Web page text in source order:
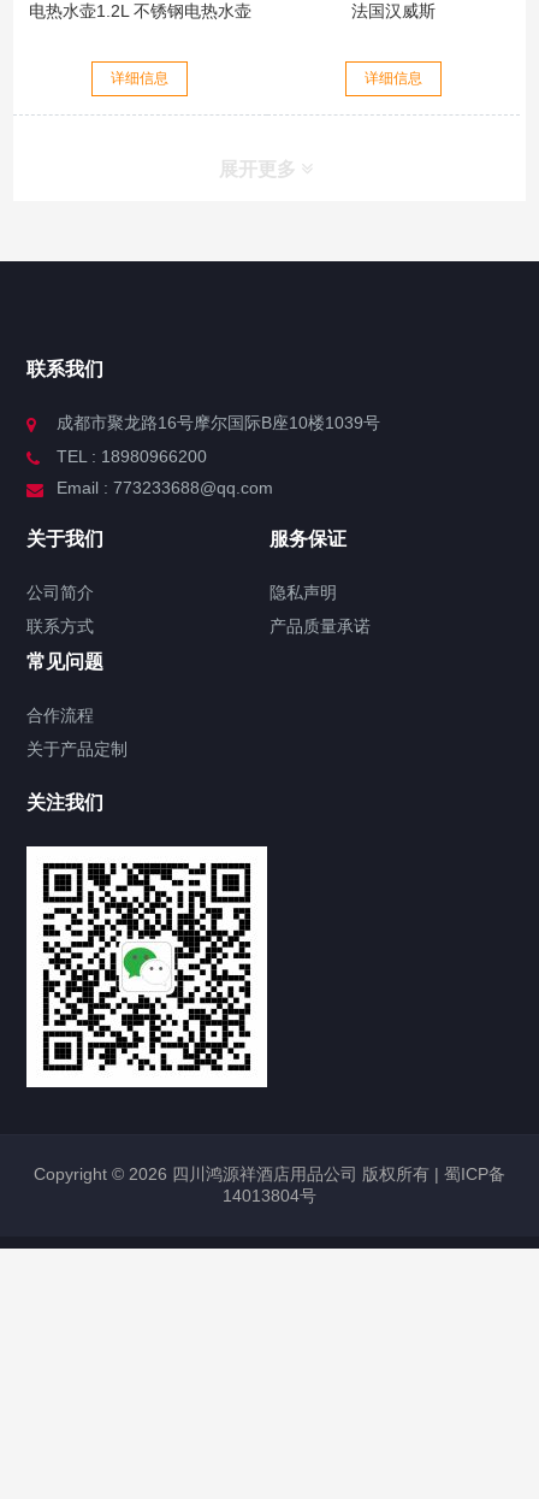
电热水壶1.2L 不锈钢电热水壶
详细信息
法国汉威斯
详细信息
展开更多
联系我们
成都市聚龙路16号摩尔国际B座10楼1039号
TEL : 18980966200
Email : 773233688@qq.com
关于我们
公司简介
联系方式
服务保证
隐私声明
产品质量承诺
常见问题
合作流程
关于产品定制
关注我们
Copyright © 2026 四川鸿源祥酒店用品公司 版权所有 | 蜀ICP备
14013804号